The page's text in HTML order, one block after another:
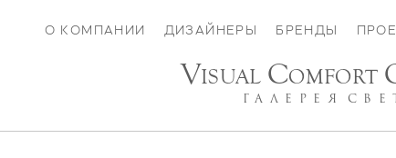
О КОМПАНИИ ДИЗАЙНЕРЫ БРЕНДЫ
VISUAL COMFORT
ГАЛЕРЕЯ